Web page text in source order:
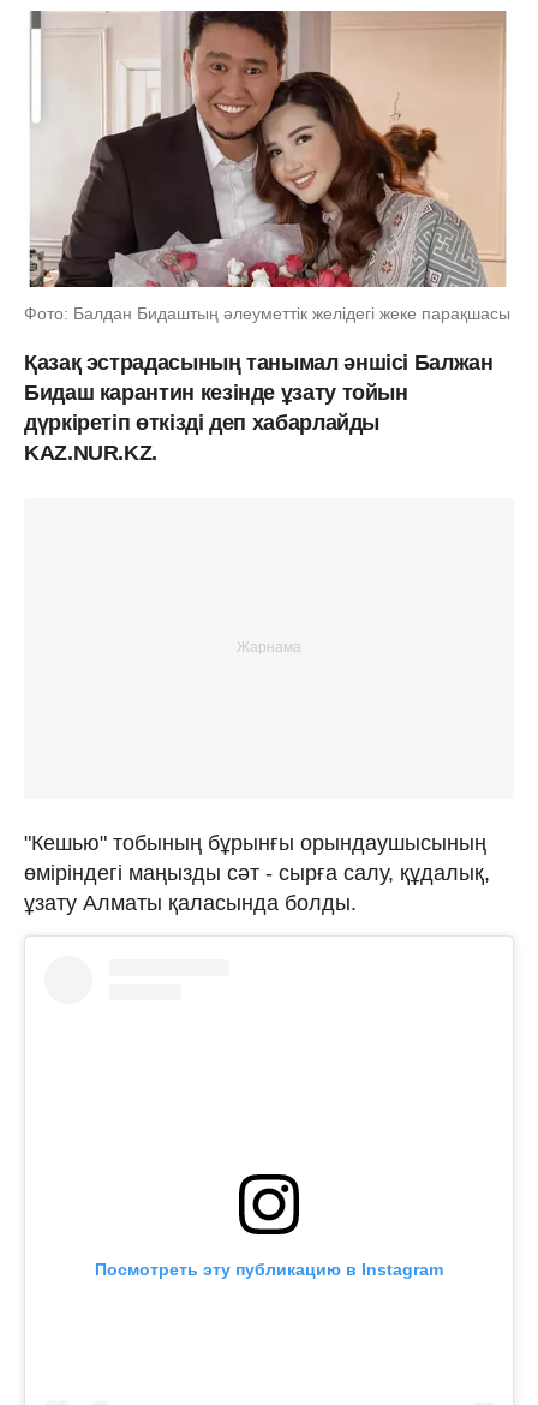
Фото: Балдан Бидаштың әлеуметтік желідегі жеке парақшасы
Қазақ эстрадасының танымал әншісі Балжан
Бидаш карантин кезінде ұзату тойын
дүркіретіп өткізді деп хабарлайды
KAZ.NUR.KZ.
"Кешью" тобының бұрынғы орындаушысының
өміріндегі маңызды сәт - cырға салу, құдалық,
ұзату Алматы қаласында болды.
Посмотреть эту публикацию в Instagram